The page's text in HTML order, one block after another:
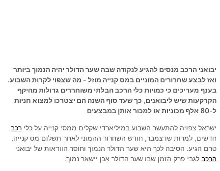
יבואני הרכב מנסים להגיע לנקודה שבה שער הדולר יהיה הנמוך ביותר
ואז לבצע שחרורים המוניים במס קנייה מוזל - מה שצפוי לקרות השבוע.
בענף מעריכים כי כמויות כלי הרכב הבלתי משוחררים גדולות מהיקף
הקרקעות שיש ליבואנים, כך שעד סוף השנה הם יצטרכו למצוא חניות
ל-80 אלף מכוניות או למכור אותן במבצעים
ישראל צפויה להתעשר השבוע במיליארדי שקלים ממסי קנייה על כלי רכב
חדשים, למרות שדצמבר, חודש השחרור ההמוני לאחר תשלום מס קנייה,
טרם הגיע. הסיבה לכך היא שער הדולר הנמוך וחוסר הוודאות של יבואני
הרכב לגבי פרק הזמן שבו שער הדולר אכן יישאר נמוך.